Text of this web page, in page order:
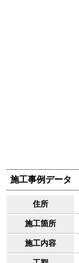
施工事例データ
住所
施工箇所
施工内容